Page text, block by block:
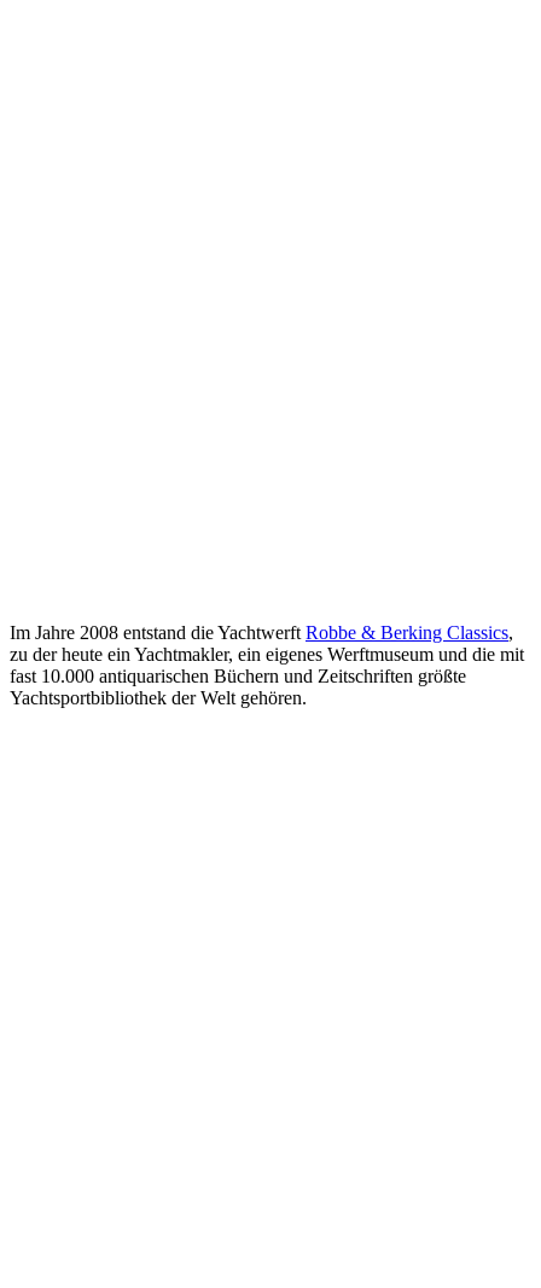
Im Jahre 2008 entstand die Yachtwerft Robbe & Berking Classics,
zu der heute ein Yachtmakler, ein eigenes Werftmuseum und die mit
fast 10.000 antiquarischen Büchern und Zeitschriften größte
Yachtsportbibliothek der Welt gehören.